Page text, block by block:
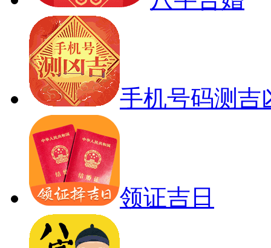
手机号码测吉
领证吉日